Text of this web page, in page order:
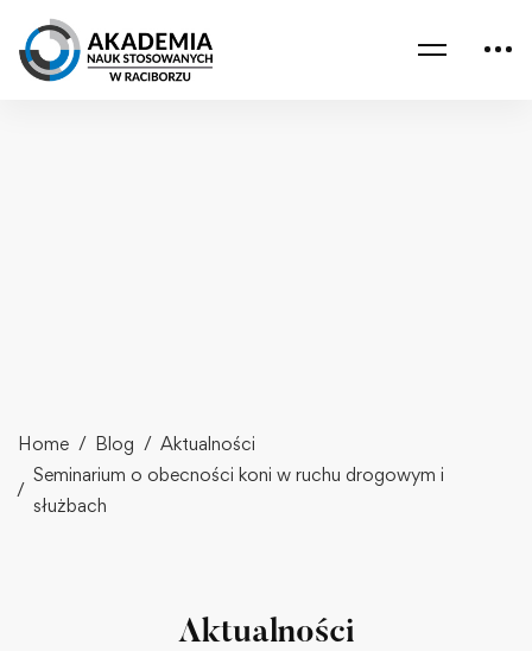
Home Blog
Aktualności
Seminarium o obecności koni w ruchu drogowym i
służbach
Aktualności